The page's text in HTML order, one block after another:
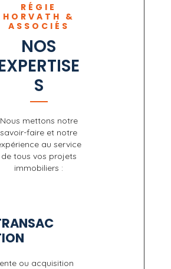
RÉGIE
HORVATH &
ASSOCIÉS
NOS
S
Nous mettons notre
savoir-faire et notre
au service
de tous vos projets
immobiliers :
ou acquisition